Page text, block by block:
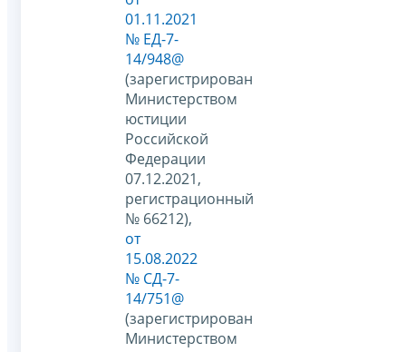
01.11.2021
№ ЕД-7-
14/948@
(зарегистрирован
Министерством
юстиции
Российской
Федерации
07.12.2021,
регистрационный
№ 66212),
от
15.08.2022
№ СД-7-
14/751@
(зарегистрирован
Министерством